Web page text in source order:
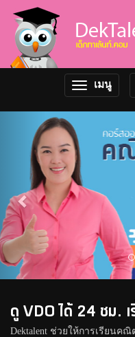
Toggle
navigation
เมนู
Previous
ดู VDO ได้ 24 ชม.
Dektalent ช่วยให้การเรียนค